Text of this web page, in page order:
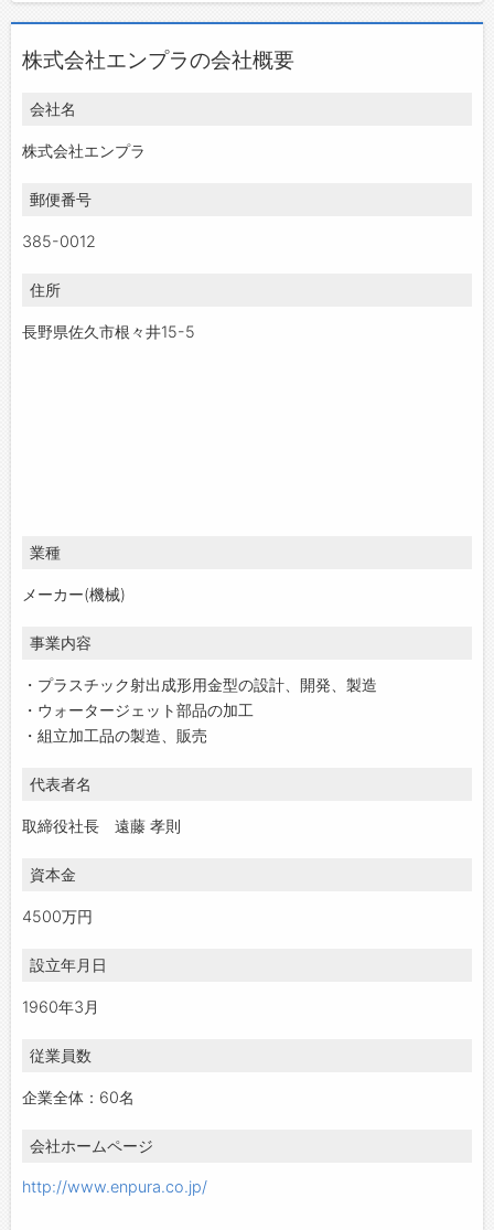
株式会社エンプラの会社概要
会社名
株式会社エンプラ
郵便番号
385-0012
住所
長野県佐久市根々井15-5
業種
メーカー(機械)
事業内容
・プラスチック射出成形用金型の設計、開発、製造
・ウォータージェット部品の加工
・組立加工品の製造、販売
代表者名
取締役社長 遠藤 孝則
資本金
4500万円
設立年月日
1960年3月
従業員数
企業全体：60名
会社ホームページ
http://www.enpura.co.jp/